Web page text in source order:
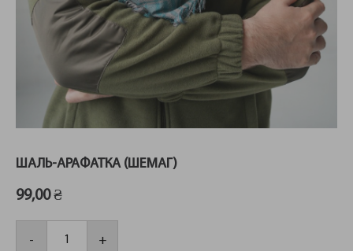
ШАЛЬ-АРАФАТКА (ШЕМАГ)
99,00₴
-
Количество
товара
Шаль-
+